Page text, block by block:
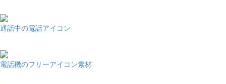
通話中の電話アイコン
電話機のフリーアイコン素材